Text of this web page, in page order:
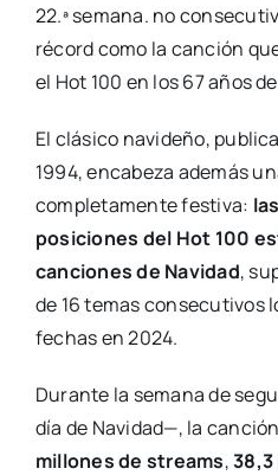
22.ª semana. no
récord como la canción
el Hot 100 en los 67 años
El clásico navideño,
1994, encabeza además
completamente festiva:
posiciones del Hot 100
canciones de Navidad,
de 16 temas consecutivos
fechas en 2024.
Durante la semana de
día de Navidad—, la
millones de streams,